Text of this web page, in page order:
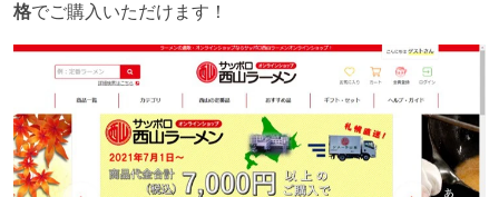
格でご購入いただけます！